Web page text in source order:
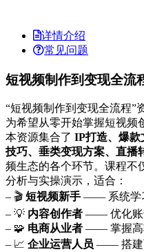
详情介绍
常见问题
短视频制作到变现全流
“短视频制作到变现全流程”
为希望从零开始掌握短视频
本资源集合了 IP打造、爆款
技巧、垂类变现方案、直播
频生态的各个环节。课程不
分析与实操演示，适合：
– 🎬 短视频新手 —— 系统学
– 💡 内容创作者 —— 优化账
– 🧩 电商从业者 —— 掌握高
– 📈 企业运营人员 —— 搭建